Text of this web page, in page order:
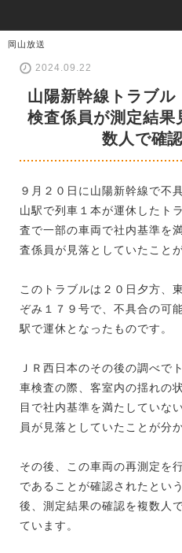
岡山放送
2024.09.22
山陽新幹線トラブ
検査係員が測定結
数人で確
９月２０日に山陽新幹線で不
山駅で列車１本が運休したト
査で一部の車両で社内基準を
査係員が見落としていたこと
このトラブルは２０日夕方、
ぞみ１７９号で、不具合の可
駅で運休となったものです。
ＪＲ西日本のその後の調べで
車検査の際、客室内の揺れの
目で社内基準を満たしていな
員が見落としていたことが分
その後、この車両の再測定を
であることが確認されたとい
後、測定結果の確認を複数人
ています。